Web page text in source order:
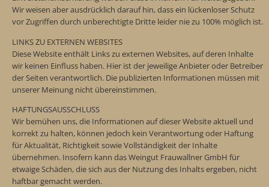
Wir weisen aber ausdrücklich darauf hin, dass ein lückenloser Schutz
vor Zugriffen durch unberechtigte Dritte leider nie zu 100% möglich ist.
LINKS ZU EXTERNEN WEBSITES
Diese Website enthält Links zu externen Websites, auf deren Inhalte
wir keinen Einfluss haben. Hier ist der jeweilige Anbieter oder Betreiber
der Seiten verantwortlich. Die publizierten Informationen müssen mit
unserer Meinung nicht übereinstimmen.
HAFTUNGSAUSSCHLUSS
Wir bemühen uns, die Informationen auf dieser Website aktuell und
korrekt zu halten, können jedoch kein Verantwortung oder Haftung
für Aktualität, Richtigkeit sowie Vollständigkeit der Inhalte
übernehmen. Insofern kann das Weingut Frauwallner GmbH für
etwaige Schäden, die sich aus der Nutzung des Inhalts ergeben, nicht
haftbar gemacht werden.